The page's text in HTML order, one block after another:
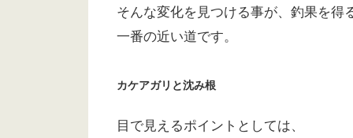
そんな変化を見つける事が、釣果を得
一番の近い道です。
カケアガリと沈み根
目で見えるポイントとしては、